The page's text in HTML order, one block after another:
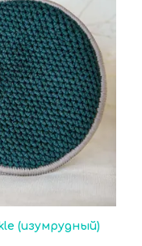
(изумрудный)